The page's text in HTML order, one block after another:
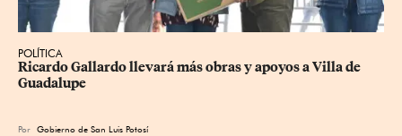
POLÍTICA
Ricardo Gallardo llevará más obras y apoyos a Villa de
Guadalupe
Por Gobierno de San Luis Potosí